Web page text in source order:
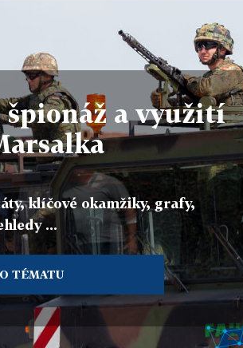
špionáž a využití
klíčové okamžiky, grafy,
...
TÉMATU